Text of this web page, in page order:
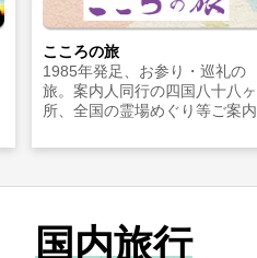
こころの旅
1985年発足、お参り・巡礼の
旅。案内人同行の四国八十八ヶ
所、全国の霊場めぐり等ご案内
国内旅行